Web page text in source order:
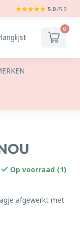
5.0 /5.0
0
Op voorraad (1)
afgewerkt met